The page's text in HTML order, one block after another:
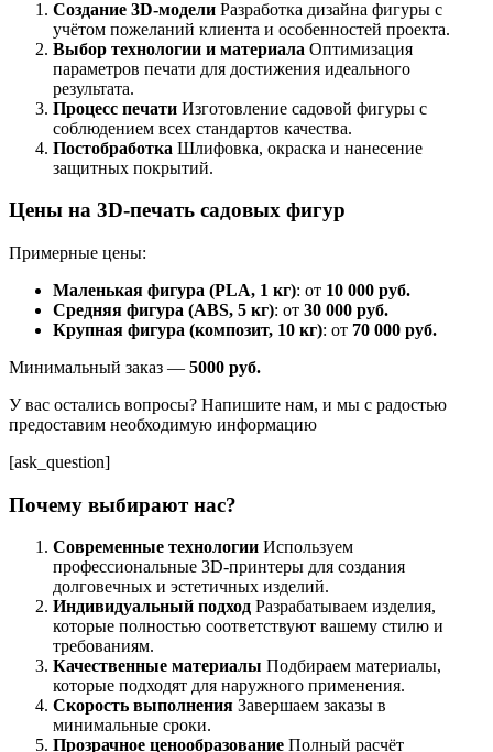
Создание 3D-модели Разработка дизайна фигуры с
учётом пожеланий клиента и особенностей проекта.
Выбор технологии и материала Оптимизация
параметров печати для достижения идеального
результата.
Процесс печати Изготовление садовой фигуры с
соблюдением всех стандартов качества.
Постобработка Шлифовка, окраска и нанесение
защитных покрытий.
Цены на 3D-печать садовых фигур
Примерные цены:
Маленькая фигура (PLA, 1 кг): от 10 000 руб.
Средняя фигура (ABS, 5 кг): от 30 000 руб.
Крупная фигура (композит, 10 кг): от 70 000 руб.
Минимальный заказ — 5000 руб.
У вас остались вопросы? Напишите нам, и мы с радостью
предоставим необходимую информацию
[ask_question]
Почему выбирают нас?
Современные технологии Используем
профессиональные 3D-принтеры для создания
долговечных и эстетичных изделий.
Индивидуальный подход Разрабатываем изделия,
которые полностью соответствуют вашему стилю и
требованиям.
Качественные материалы Подбираем материалы,
которые подходят для наружного применения.
Скорость выполнения Завершаем заказы в
минимальные сроки.
Прозрачное ценообразование Полный расчёт